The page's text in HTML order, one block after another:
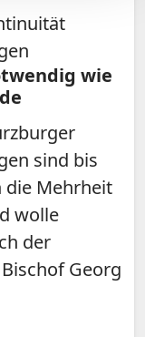
wie
sind bis
die Mehrheit
wolle
der
Georg